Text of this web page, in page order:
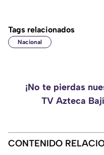
Tags relacionados
Nacional
¡No te pierdas
TV Azteca
CONTENIDO